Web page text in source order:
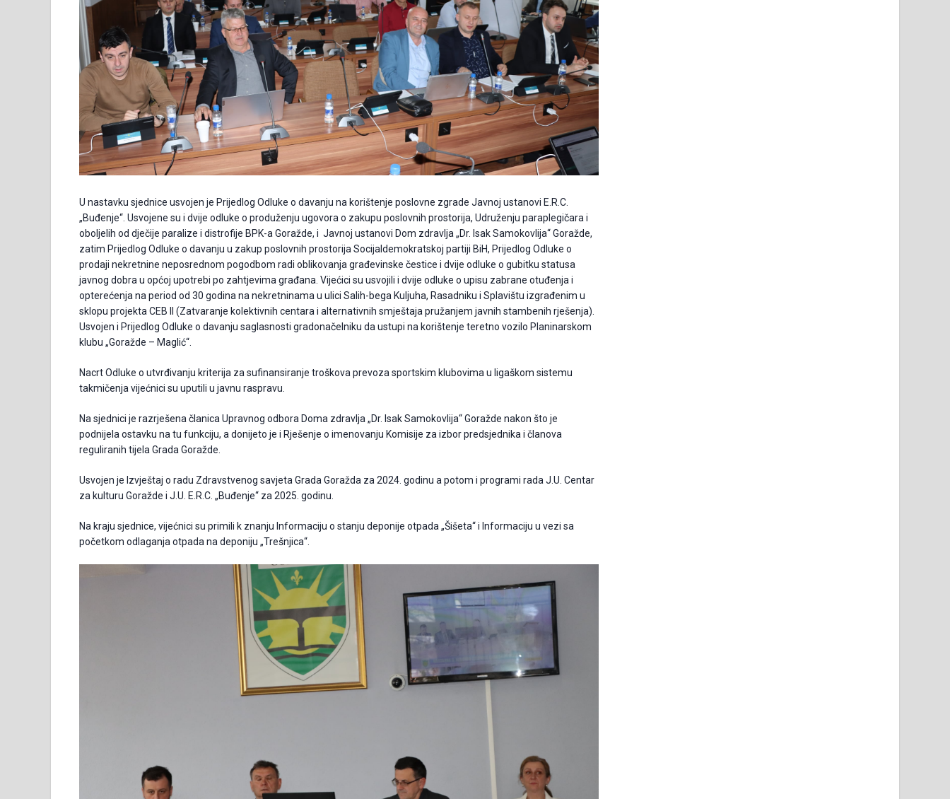
U nastavku sjednice usvojen je Prijedlog Odluke o davanju na korištenje poslovne zgrade Javnoj ustanovi E.R.C.
„Buđenje“. Usvojene su i dvije odluke o produženju ugovora o zakupu poslovnih prostorija, Udruženju paraplegičara i
oboljelih od dječije paralize i distrofije BPK-a Goražde, i Javnoj ustanovi Dom zdravlja „Dr. Isak Samokovlija“ Goražde,
zatim Prijedlog Odluke o davanju u zakup poslovnih prostorija Socijaldemokratskoj partiji BiH, Prijedlog Odluke o
prodaji nekretnine neposrednom pogodbom radi oblikovanja građevinske čestice i dvije odluke o gubitku statusa
javnog dobra u općoj upotrebi po zahtjevima građana. Vijećici su usvojili i dvije odluke o upisu zabrane otuđenja i
opterećenja na period od 30 godina na nekretninama u ulici Salih-bega Kuljuha, Rasadniku i Splavištu izgrađenim u
sklopu projekta CEB II (Zatvaranje kolektivnih centara i alternativnih smještaja pružanjem javnih stambenih rješenja).
Usvojen i Prijedlog Odluke o davanju saglasnosti gradonačelniku da ustupi na korištenje teretno vozilo Planinarskom
klubu „Goražde – Maglić“.
Nacrt Odluke o utvrđivanju kriterija za sufinansiranje troškova prevoza sportskim klubovima u ligaškom sistemu
takmičenja vijećnici su uputili u javnu raspravu.
Na sjednici je razrješena članica Upravnog odbora Doma zdravlja „Dr. Isak Samokovlija“ Goražde nakon što je
podnijela ostavku na tu funkciju, a donijeto je i Rješenje o imenovanju Komisije za izbor predsjednika i članova
reguliranih tijela Grada Goražde.
Usvojen je Izvještaj o radu Zdravstvenog savjeta Grada Goražda za 2024. godinu a potom i programi rada J.U. Centar
za kulturu Goražde i J.U. E.R.C. „Buđenje“ za 2025. godinu.
Na kraju sjednice, vijećnici su primili k znanju Informaciju o stanju deponije otpada „Šišeta“ i Informaciju u vezi sa
početkom odlaganja otpada na deponiju „Trešnjica“.